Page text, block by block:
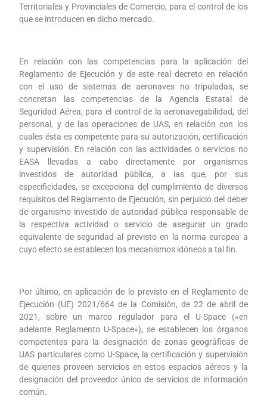
Territoriales y Provinciales de Comercio, para el control de los
que se introducen en dicho mercado.
En relación con las competencias para la aplicación del
Reglamento de Ejecución y de este real decreto en relación
con el uso de sistemas de aeronaves no tripuladas, se
concretan las competencias de la Agencia Estatal de
Seguridad Aérea, para el control de la aeronavegabilidad, del
personal, y de las operaciones de UAS, en relación con los
cuales ésta es competente para su autorización, certificación
y supervisión. En relación con las actividades o servicios no
EASA llevadas a cabo directamente por organismos
investidos de autoridad pública, a las que, por sus
especificidades, se excepciona del cumplimiento de diversos
requisitos del Reglamento de Ejecución, sin perjuicio del deber
de organismo investido de autoridad pública responsable de
la respectiva actividad o servicio de asegurar un grado
equivalente de seguridad al previsto en la norma europea a
cuyo efecto se establecen los mecanismos idóneos a tal fin.
Por último, en aplicación de lo previsto en el Reglamento de
Ejecución (UE) 2021/664 de la Comisión, de 22 de abril de
2021, sobre un marco regulador para el U-Space («en
adelante Reglamento U-Space»), se establecen los órganos
competentes para la designación de zonas geográficas de
UAS particulares como U-Space, la certificación y supervisión
de quienes proveen servicios en estos espacios aéreos y la
designación del proveedor único de servicios de información
común.